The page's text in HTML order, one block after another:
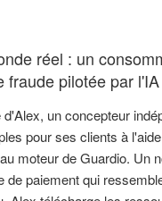
réel : un
fraude pilotée par l'IA
un concepteur
pour ses clients à
moteur de Guardio. Un
de paiement qui